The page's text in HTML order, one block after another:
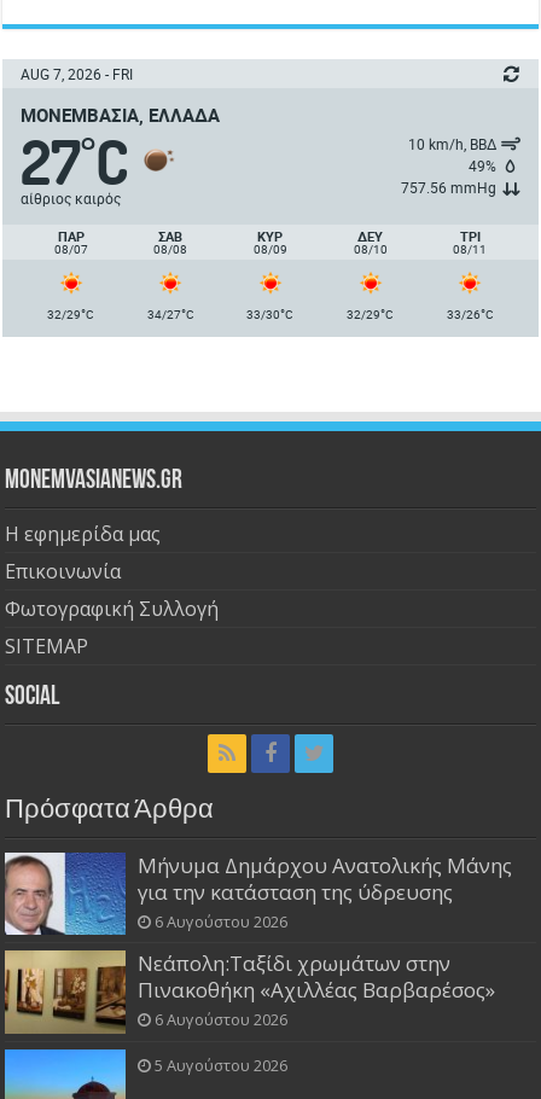
AUG 7, 2026 - FRI
ΜΟΝΕΜΒΑΣΙΆ, ΕΛΛΆΔΑ
27°C
αίθριος καιρός
10 km/h, ΒΒΔ
49%
757.56 mmHg
ΠΑΡ
08/07
ΣΑΒ
08/08
ΚΥΡ
08/09
ΔΕΥ
08/10
ΤΡΙ
08/11
32/29°C 34/27°C 33/30°C 32/29°C 33/26°C
Monemvasianews.gr
Η εφημερίδα μας
Επικοινωνία
Φωτογραφική Συλλογή
SITEMAP
Social
Πρόσφατα Άρθρα
Μήνυμα Δημάρχου Ανατολικής Μάνης
για την κατάσταση της ύδρευσης
6 Αυγούστου 2026
Νεάπολη:Ταξίδι χρωμάτων στην
Πινακοθήκη «Αχιλλέας Βαρβαρέσος»
6 Αυγούστου 2026
5 Αυγούστου 2026